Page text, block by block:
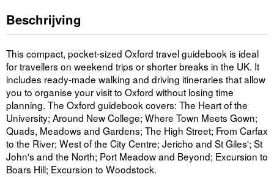
Beschrijving
This compact, pocket-sized Oxford travel guidebook is ideal
for travellers on weekend trips or shorter breaks in the UK. It
includes ready-made walking and driving itineraries that allow
you to organise your visit to Oxford without losing time
planning. The Oxford guidebook covers: The Heart of the
University; Around New College; Where Town Meets Gown;
Quads, Meadows and Gardens; The High Street; From Carfax
to the River; West of the City Centre; Jericho and St Giles'; St
John's and the North; Port Meadow and Beyond; Excursion to
Boars Hill; Excursion to Woodstock.